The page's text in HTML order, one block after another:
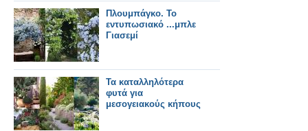
Πλουμπάγκο. Το
εντυπωσιακό ...μπλε
Γιασεμί
Τα καταλληλότερα
φυτά για
μεσογειακούς κήπους